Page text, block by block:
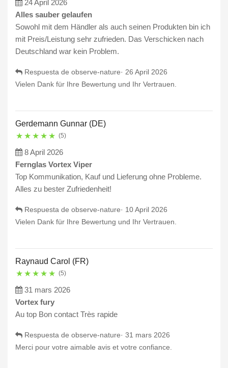
24 April 2026
Alles sauber gelaufen
Sowohl mit dem Händler als auch seinen Produkten bin ich
mit Preis/Leistung sehr zufrieden. Das Verschicken nach
Deutschland war kein Problem.
Respuesta de observe-nature· 26 April 2026
Vielen Dank für Ihre Bewertung und Ihr Vertrauen.
Gerdemann Gunnar (DE)
★ ★ ★ ★ ★ (5)
8 April 2026
Fernglas Vortex Viper
Top Kommunikation, Kauf und Lieferung ohne Probleme.
Alles zu bester Zufriedenheit!
Respuesta de observe-nature· 10 April 2026
Vielen Dank für Ihre Bewertung und Ihr Vertrauen.
Raynaud Carol (FR)
★ ★ ★ ★ ★ (5)
31 mars 2026
Vortex fury
Au top Bon contact Très rapide
Respuesta de observe-nature· 31 mars 2026
Merci pour votre aimable avis et votre confiance.